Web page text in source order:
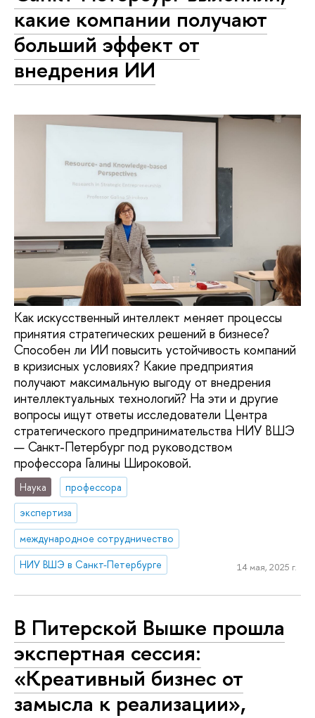
какие компании получают
больший эффект от
внедрения ИИ
Как искусственный интеллект меняет процессы
принятия стратегических решений в бизнесе?
Способен ли ИИ повысить устойчивость компаний
в кризисных условиях? Какие предприятия
получают максимальную выгоду от внедрения
интеллектуальных технологий? На эти и другие
вопросы ищут ответы исследователи Центра
стратегического предпринимательства НИУ ВШЭ
— Санкт-Петербург под руководством
профессора Галины Широковой.
Наука
профессора
экспертиза
международное сотрудничество
НИУ ВШЭ в Санкт-Петербурге
14 мая, 2025 г.
В Питерской Вышке прошла
экспертная сессия:
«Креативный бизнес от
замысла к реализации»,